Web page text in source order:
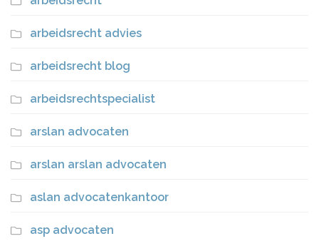
arbeidsrecht advies
arbeidsrecht blog
arbeidsrechtspecialist
arslan advocaten
arslan arslan advocaten
aslan advocatenkantoor
asp advocaten